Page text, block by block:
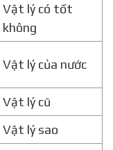
nào
Vật lý gì
Vật lý có tốt
không